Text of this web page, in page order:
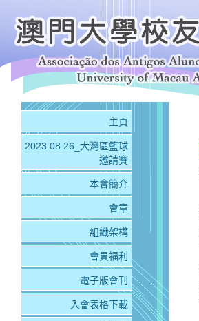
主頁
2023.08.26_大灣區籃球
邀請賽
本會簡介
會章
組織架構
會員福利
電子版會刊
入會表格下載